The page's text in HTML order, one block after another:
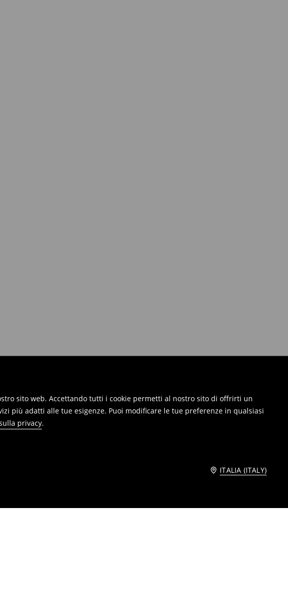
sito web. Accettando tutti i cookie permetti al nostro sito di offrirti un
più adatti alle tue esigenze. Puoi modificare le tue preferenze in qualsiasi
privacy.
ITALIA (ITALY)